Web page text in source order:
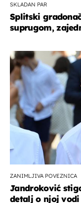
SKLADAN PAR
Splitski
suprugom,
ZANIMLJIVA POVEZNICA
Jandroković
detalj o njoj